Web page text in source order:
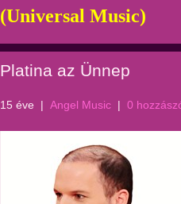
(Universal Music)
Platina az Ünnep
15 éve | Angel Music | 0